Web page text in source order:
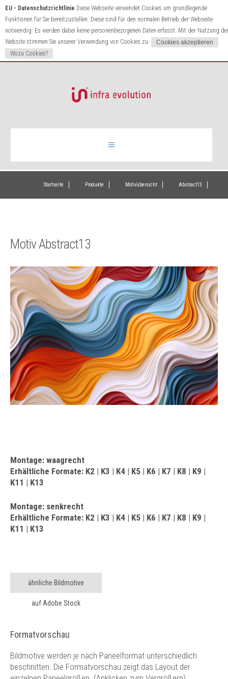
EU - Datenschutzrichtlinie Diese Webseite verwendet Cookies um grundlegende
Funktionen für Sie bereitzustellen. Diese sind für den normalen Betrieb der Webseite
notwendig. Es werden dabei keine personenbezogenen Daten erfasst. Mit der Nutzung
Website stimmen Sie unserer Verwendung von Cookies zu.
Wozu Cookies?
Infrarotheizung
Kontakt
Startseite Produkte Motivübersicht Abstract13
Motiv Abstract13
Montage: waagrecht
Erhältliche Formate: K2 | K3 | K4 | K5 | K6 | K7 | K8 | K9 |
K11 | K13
Montage: senkrecht
Erhältliche Formate: K2 | K3 | K4 | K5 | K6 | K7 | K8 | K9 |
K11 | K13
ähnliche Bildmotive
auf Adobe Stock
Formatvorschau
Bildmotive werden je nach Paneelformat unterschiedlich
beschnitten. Die Formatvorschau zeigt das Layout der